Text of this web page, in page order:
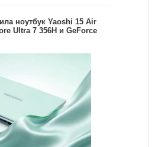
ноутбук Yaoshi 15 Air
Ultra 7 356H и GeForce